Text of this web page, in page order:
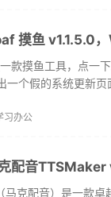
款摸鱼工具，点一
一个假的系统更新页
习办公
马克配音）是一款卓